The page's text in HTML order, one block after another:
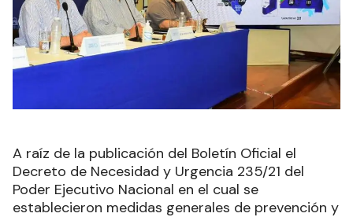
A raíz de la publicación del Boletín Oficial el
Decreto de Necesidad y Urgencia 235/21 del
Poder Ejecutivo Nacional en el cual se
establecieron medidas generales de prevención y